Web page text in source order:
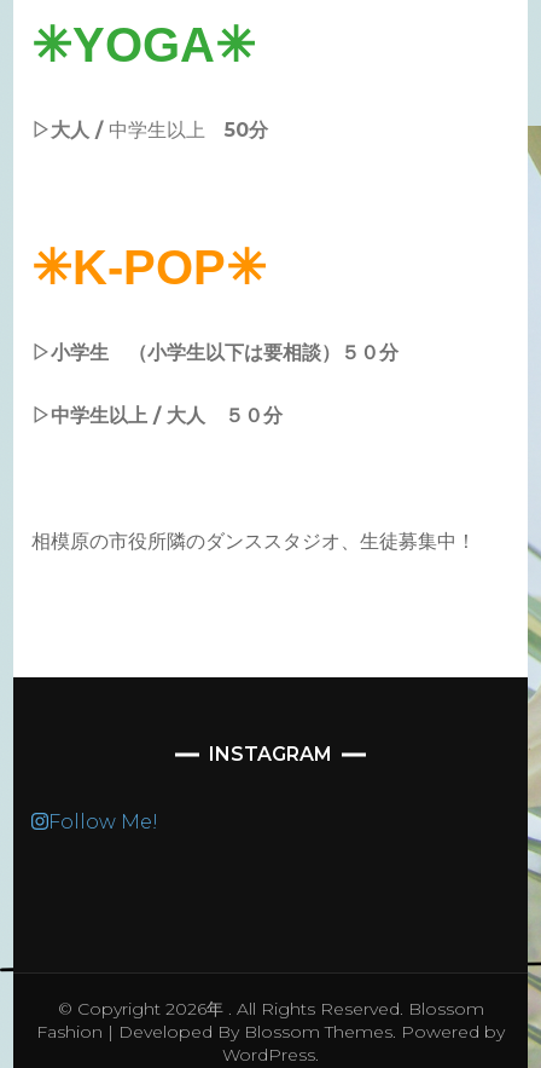
✳︎YOGA✳︎
▷大人 / 中学生以上 50分
✳︎K-POP✳︎
▷小学生 （小学生以下は要相談）５０分
▷中学生以上 / 大人 ５０分
相模原の市役所隣のダンススタジオ、生徒募集中！
INSTAGRAM
Follow Me!
© Copyright 2026年 . All Rights Reserved. Blossom
Fashion | Developed By Blossom Themes. Powered by
WordPress.